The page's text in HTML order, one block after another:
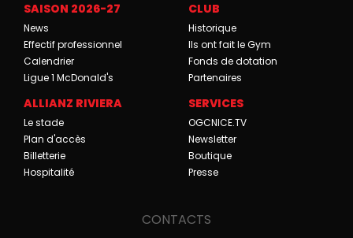
SAISON 2026-27
News
Effectif professionnel
Calendrier
Ligue 1 McDonald's
CLUB
Historique
Ils ont fait le Gym
Fonds de dotation
Partenaires
ALLIANZ RIVIERA
Le stade
Plan d'accès
Billetterie
Hospitalité
SERVICES
OGCNICE.TV
Newsletter
Boutique
Presse
CONTACTS